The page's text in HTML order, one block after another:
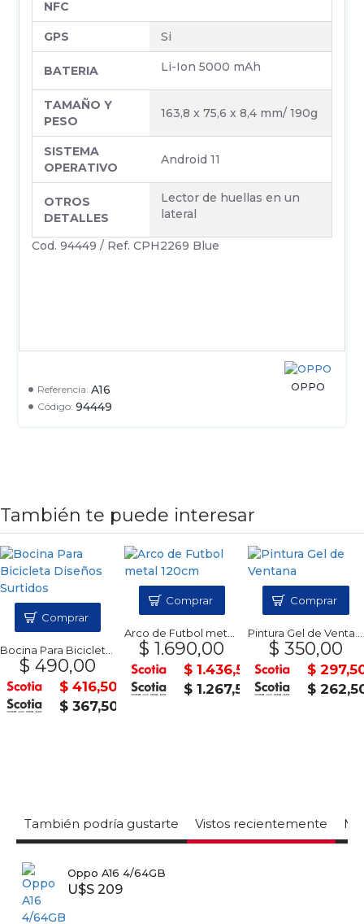
Referencia: A16
Código: 94449
OPPO
NFC
GPS Si
BATERIA Li-Ion 5000 mAh
TAMAÑO Y
PESO
163,8 x 75,6 x 8,4 mm/ 190g
SISTEMA
OPERATIVO
Android 11
OTROS
DETALLES
Lector de huellas en un
lateral
Cod. 94449 / Ref. CPH2269 Blue
También te puede interesar
Bocina Para Bicicleta Diseños Surtidos
$ 490,00
$ 416,50
$ 367,50
Comprar
Arco de Futbol metal 120cm
$ 1.690,00
$ 1.436,50
$ 1.267,50
Comprar
Pintura Gel de Ventana
$ 350,00
$
$
Comprar
También podría gustarte Vistos recientemente
Oppo A16 4/64GB
U$S 209